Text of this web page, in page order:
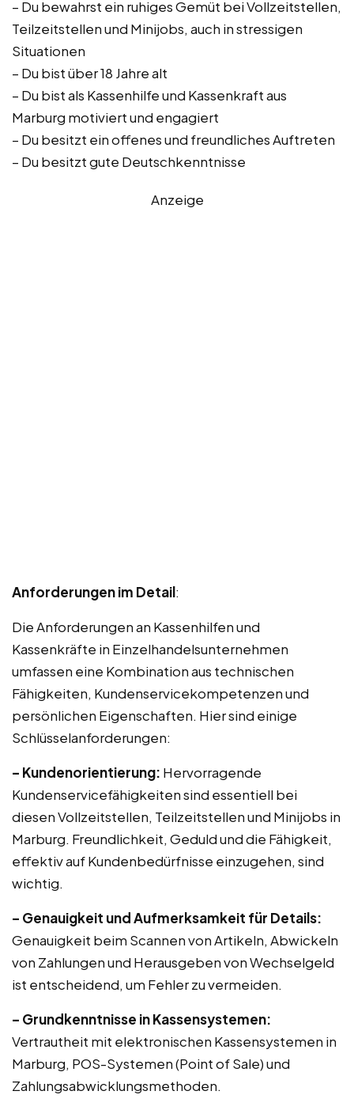
– Du bewahrst ein ruhiges Gemüt bei Vollzeitstellen,
Teilzeitstellen und Minijobs, auch in stressigen
Situationen
– Du bist über 18 Jahre alt
– Du bist als Kassenhilfe und Kassenkraft aus
Marburg motiviert und engagiert
– Du besitzt ein offenes und freundliches Auftreten
– Du besitzt gute Deutschkenntnisse
Anzeige
Anforderungen im Detail:
Die Anforderungen an Kassenhilfen und
Kassenkräfte in Einzelhandelsunternehmen
umfassen eine Kombination aus technischen
Fähigkeiten, Kundenservicekompetenzen und
persönlichen Eigenschaften. Hier sind einige
Schlüsselanforderungen:
– Kundenorientierung: Hervorragende
Kundenservicefähigkeiten sind essentiell bei
diesen Vollzeitstellen, Teilzeitstellen und Minijobs in
Marburg. Freundlichkeit, Geduld und die Fähigkeit,
effektiv auf Kundenbedürfnisse einzugehen, sind
wichtig.
– Genauigkeit und Aufmerksamkeit für Details:
Genauigkeit beim Scannen von Artikeln, Abwickeln
von Zahlungen und Herausgeben von Wechselgeld
ist entscheidend, um Fehler zu vermeiden.
– Grundkenntnisse in Kassensystemen:
Vertrautheit mit elektronischen Kassensystemen in
Marburg, POS-Systemen (Point of Sale) und
Zahlungsabwicklungsmethoden.